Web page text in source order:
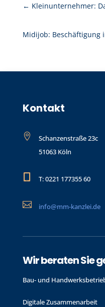
← Kleinunternehmer:
Midijob: Beschäftigung
Kontakt

Schanzenstraße 23c
51063 Köln
T: 0221 177355 60
 info@mm-kanzlei.de
Wir beraten Sie
Bau- und
Digitale Zusammenarbeit